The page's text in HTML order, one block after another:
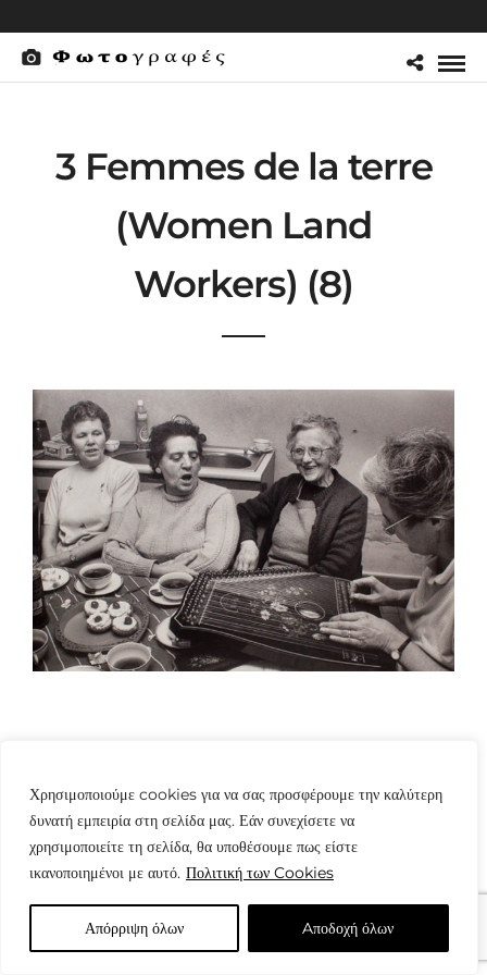
Χρησιμοποιούμε cookies για να σας προσφέρουμε την καλύτερη
δυνατή εμπειρία στη σελίδα μας. Εάν συνεχίσετε να
χρησιμοποιείτε τη σελίδα, θα υποθέσουμε πως είστε
ικανοποιημένοι με αυτό. Πολιτική των Cookies
Απόρριψη όλων Aποδοχή όλων
3 Femmes de la terre
(Women Land
Workers) (8)
© Copyright: www.fotografes.gr - Δαμιανός Μωραΐτης